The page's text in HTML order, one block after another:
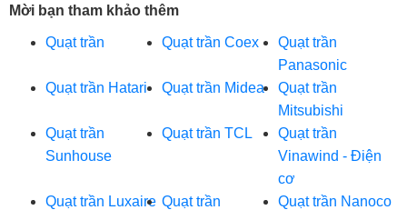
Mời bạn tham khảo thêm
Quạt trần Quạt trần Coex
Quạt trần
Panasonic
Quạt trần Hatari
Quạt trần Midea
Quạt trần
Mitsubishi
Quạt trần
Sunhouse
Quạt trần TCL
Quạt trần
Vinawind - Ðiện
cơ
Quạt trần Luxaire Quạt trần
Quạt trần Nanoco